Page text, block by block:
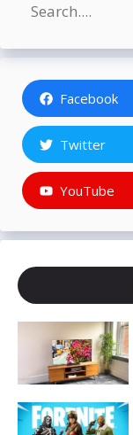
Facebook
Twitter
YouTube